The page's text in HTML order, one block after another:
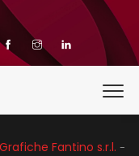
Fantino s.r.l. -